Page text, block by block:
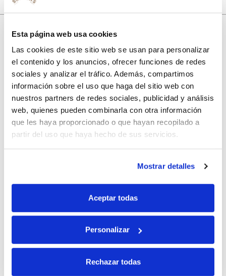
Esta página web usa cookies
Las cookies de este sitio web se usan para personalizar
el contenido y los anuncios, ofrecer funciones de redes
sociales y analizar el tráfico. Además, compartimos
información sobre el uso que haga del sitio web con
nuestros partners de redes sociales, publicidad y análisis
web, quienes pueden combinarla con otra información
que les haya proporcionado o que hayan recopilado a
partir del uso que haya hecho de sus servicios.
Mostrar detalles
Aceptar todas
Personalizar
Rechazar todas
10% de descuento
con tu primera compra.
Apúntatea nuestra newsletter para recibir nuestrasofertas
disfruta deun 10% de descuento en tu primera compra.
Si, he leído y acepto la política de protección de datos.
fines comerciales, legitimación: consentimiento, destinatarios: proveedor de
mensajería online, derechos: Acceder, rectificar y suprimir los datos, así como
otros derechos, como se explica en la información adicional.